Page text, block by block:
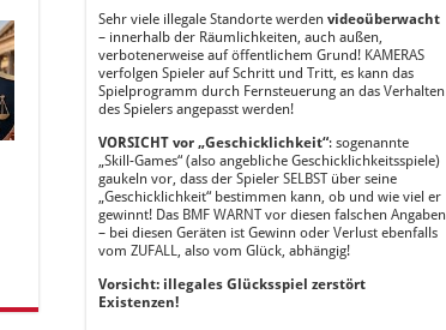
Sehr viele illegale Standorte werden videoüberwacht
– innerhalb der Räumlichkeiten, auch außen,
verbotenerweise auf öffentlichem Grund! KAMERAS
verfolgen Spieler auf Schritt und Tritt, es kann das
Spielprogramm durch Fernsteuerung an das Verhalten
des Spielers angepasst werden!
VORSICHT vor „Geschicklichkeit“: sogenannte
„Skill-Games“ (also angebliche Geschicklichkeitsspiele)
gaukeln vor, dass der Spieler SELBST über seine
„Geschicklichkeit“ bestimmen kann, ob und wie viel er
gewinnt! Das BMF WARNT vor diesen falschen Angaben
– bei diesen Geräten ist Gewinn oder Verlust ebenfalls
vom ZUFALL, also vom Glück, abhängig!
Vorsicht: illegales Glücksspiel zerstört
Existenzen!